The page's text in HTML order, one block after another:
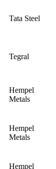
Tata Steel
Tegral
Hempel
Metals
Hempel
Metals
Hempel